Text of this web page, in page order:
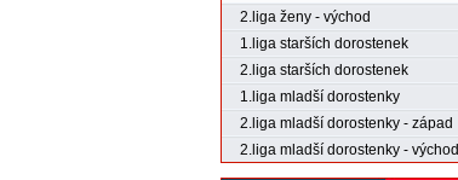
2.liga ženy - východ
1.liga starších dorostenek
2.liga starších dorostenek
1.liga mladší dorostenky
2.liga mladší dorostenky - západ
2.liga mladší dorostenky - východ